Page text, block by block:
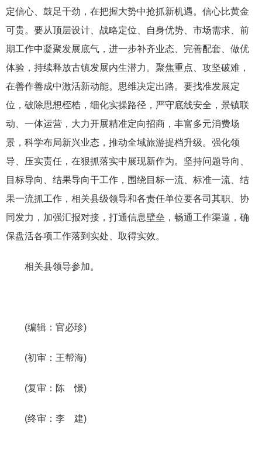
定信心、鼓足干劲，在把握大势中抢抓新机遇。信心比黄金
可贵。要从顶层设计、战略定位、自身优势、市场需求、前
期工作中凝聚发展底气，进一步补齐业态、完善配套、做优
体验，持续释放古镇发展内生潜力。聚焦重点、攻坚破难，
在善作善成中激活新动能。思维决定出路。要找准发展定
位，破除思想桎梏，细化实操路径，严守底线安全，景镇联
动、一体运营，大力开展精准定向招商，丰富多元消费场
景，科学布局新兴业态，推动全域旅游提档升级。强化领
导、压实责任，在狠抓落实中展现新作为。坚持问题导向、
目标导向、结果导向干工作，围绕目标一流、标准一流、结
果一流抓工作，相关县级领导和各责任单位要各司其职、协
同发力，加强汇报对接，打通信息壁垒，畅通工作渠道，确
保盘活各项工作落到实处、取得实效。
相关县领导参加。
(编辑：官必珍)
(初审：王帮海)
(复审：陈 憬)
(终审：李 建)